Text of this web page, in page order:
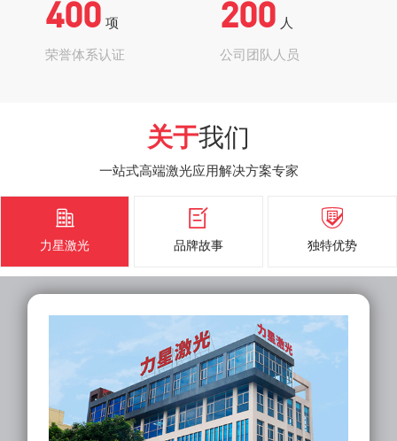
400 项
荣誉体系认证
200 人
公司团队人员
关于我们
一站式高端激光应用解决方案专家

力星激光

品牌故事

独特优势